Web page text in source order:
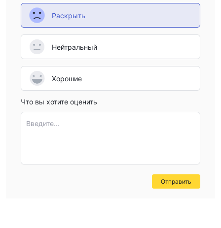
Раскрыть
Нейтральный
Хорошие
Что вы хотите оценить
Введите...
Отправить